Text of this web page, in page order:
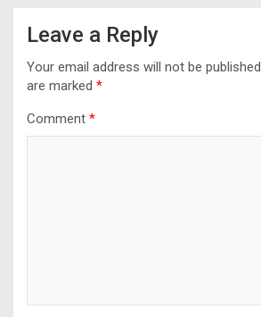
Leave a Reply
Your email address will not be published.
are marked *
Comment *